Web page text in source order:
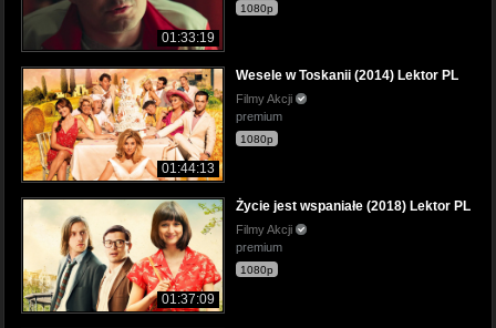
01:33:19
1080p
01:44:13
Wesele w Toskanii (2014) Lektor PL
Filmy Akcji
premium
1080p
01:37:09
Życie jest wspaniałe (2018) Lektor PL
Filmy Akcji
premium
1080p